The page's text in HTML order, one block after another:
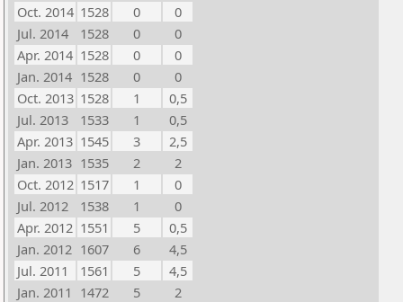
Oct. 2014 1528 0
0
Jul. 2014
1528 0
0
Apr. 2014 1528 0
0
Jan. 2014 1528 0
0
Oct. 2013 1528 1
0,5
Jul. 2013
1533 1
0,5
Apr. 2013 1545 3
2,5
Jan. 2013 1535 2
2
Oct. 2012 1517 1
0
Jul. 2012
1538 1
0
Apr. 2012 1551 5
0,5
Jan. 2012 1607 6
4,5
Jul. 2011
1561 5
4,5
Jan. 2011 1472 5
2